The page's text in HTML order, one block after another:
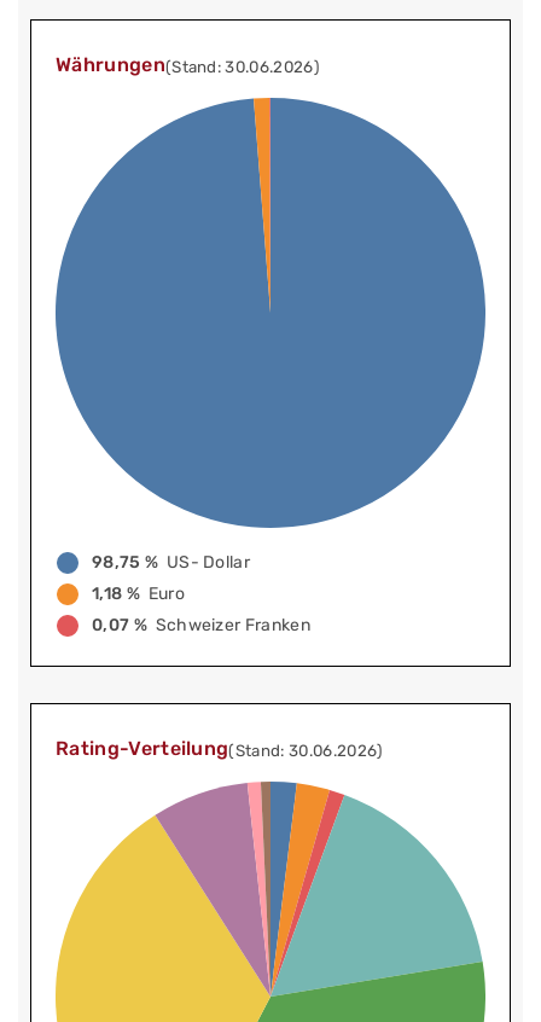
Währungen(Stand: 30.06.2026)
98,75 % US- Dollar
1,18 % Euro
0,07 % Schweizer Franken
Rating-Verteilung(Stand: 30.06.2026)